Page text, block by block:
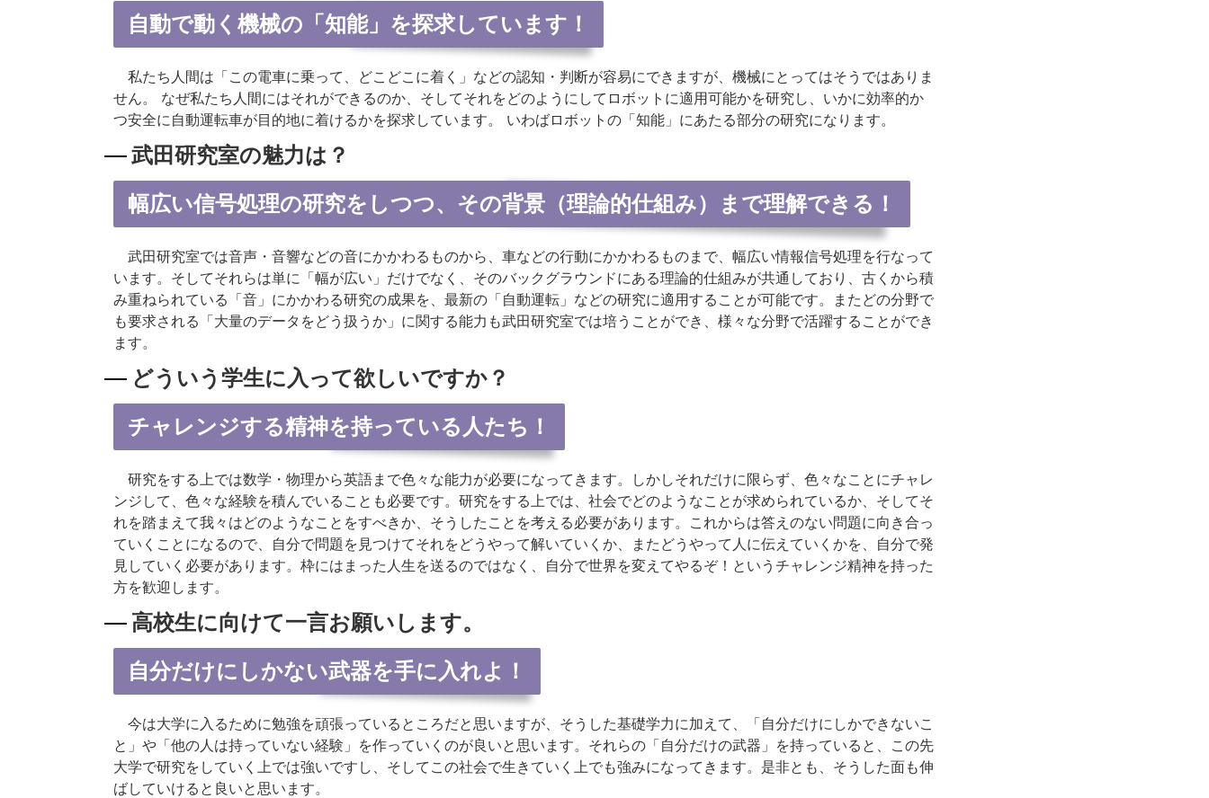
自動で動く機械の「知能」を探求しています！
私たち人間は「この電車に乗って、どこどこに着く」などの認知・判断が容易にできますが、機械にとってはそうではありま
せん。 なぜ私たち人間にはそれができるのか、そしてそれをどのようにしてロボットに適用可能かを研究し、いかに効率的か
つ安全に自動運転車が目的地に着けるかを探求しています。 いわばロボットの「知能」にあたる部分の研究になります。
武田研究室の魅力は？
幅広い信号処理の研究をしつつ、その背景（理論的仕組み）まで理解できる！
武田研究室では音声・音響などの音にかかわるものから、車などの行動にかかわるものまで、幅広い情報信号処理を行なって
います。そしてそれらは単に「幅が広い」だけでなく、そのバックグラウンドにある理論的仕組みが共通しており、古くから積
み重ねられている「音」にかかわる研究の成果を、最新の「自動運転」などの研究に適用することが可能です。またどの分野で
も要求される「大量のデータをどう扱うか」に関する能力も武田研究室では培うことができ、様々な分野で活躍することができ
ます。
どういう学生に入って欲しいですか？
チャレンジする精神を持っている人たち！
研究をする上では数学・物理から英語まで色々な能力が必要になってきます。しかしそれだけに限らず、色々なことにチャレ
ンジして、色々な経験を積んでいることも必要です。研究をする上では、社会でどのようなことが求められているか、そしてそ
れを踏まえて我々はどのようなことをすべきか、そうしたことを考える必要があります。これからは答えのない問題に向き合っ
ていくことになるので、自分で問題を見つけてそれをどうやって解いていくか、またどうやって人に伝えていくかを、自分で発
見していく必要があります。枠にはまった人生を送るのではなく、自分で世界を変えてやるぞ！というチャレンジ精神を持った
方を歓迎します。
高校生に向けて一言お願いします。
自分だけにしかない武器を手に入れよ！
今は大学に入るために勉強を頑張っているところだと思いますが、そうした基礎学力に加えて、「自分だけにしかできないこ
と」や「他の人は持っていない経験」を作っていくのが良いと思います。それらの「自分だけの武器」を持っていると、この先
大学で研究をしていく上では強いですし、そしてこの社会で生きていく上でも強みになってきます。是非とも、そうした面も伸
ばしていけると良いと思います。